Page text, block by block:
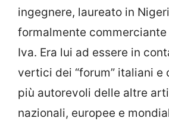
ingegnere, laureato in
formalmente
Iva. Era lui ad essere in
vertici dei “forum” italiani e
più autorevoli delle altre
nazionali, europee e